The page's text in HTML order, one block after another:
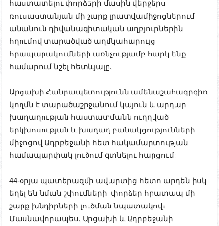
հաստատելու փորձերի մասին վերջերս
ռուսաստանյան մի շարք լրատվամիջոցներում
անանուն դիվանագիտական աղբյուրներին
հղումով տարածված աղմկահարույց
հրապարակումների առնչությամբ հարկ ենք
համարում նշել հետևյալը.
Արցախի Հանրապետությունն ամենաշահագրգիռ
կողմն է տարածաշրջանում կայուն և արդար
խաղաղության հաստատմանն ուղղված
երկխոսության և խաղաղ բանակցությունների
միջոցով Ադրբեջանի հետ հակամարտության
համապարփակ լուծում գտնելու հարցում:
44-օրյա պատերազմի ավարտից հետո արդեն իսկ
եղել են նման շփումների փորձեր հրատապ մի
շարք խնդիրների լուծման նպատակով։
Մասնավորապես, Արցախի և Ադրբեջանի